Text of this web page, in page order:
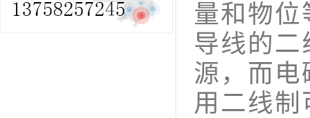
量和物
导线的
源，而电
用二线